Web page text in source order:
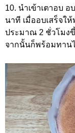
10. นำเข้าเตาอบ
นาที เมื่ออบเสร็จใ
ประมาณ 2 ชั่วโมง
จากนั้นก็พร้อมทาน